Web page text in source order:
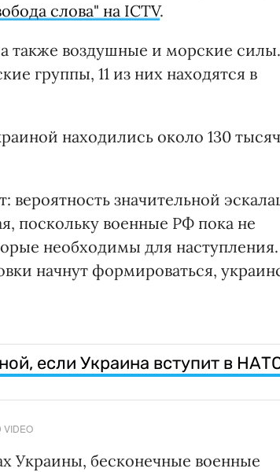
слова" на ICTV.
также воздушные и морские силы.
группы, 11 из них находятся в
находились около 130 тысяч
значительной
поскольку военные РФ пока не
необходимы для
начнут формироваться,
если Украина вступит в
VIDEO
Украины, бесконечные военные